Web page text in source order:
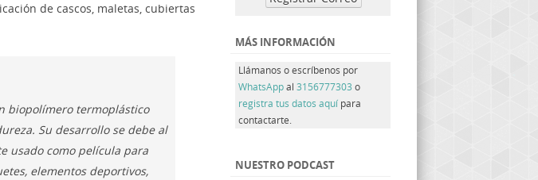
de cascos, maletas, cubiertas
biopolímero termoplástico
Su desarrollo se debe al
usado como película para
elementos deportivos,
MÁS INFORMACIÓN
Llámanos o escríbenos por
WhatsAppal 3156777303 o
registra tus datos aquí para
contactarte.
NUESTRO PODCAST